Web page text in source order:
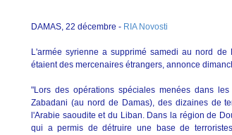
DAMAS, 22 décembre - RIA Novosti
L'armée syrienne a supprimé samedi au nord
étaient des mercenaires étrangers, annonce
"Lors des opérations spéciales menées dans
Zabadani (au nord de Damas), des dizaines de
l'Arabie saoudite et du Liban. Dans la région de
qui a permis de détruire une base de